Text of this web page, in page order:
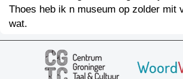
Thoes heb ik n museum op zolder mit
wat.